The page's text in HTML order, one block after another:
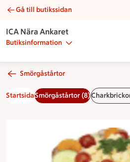
Smörgåstårta med alspånsrökt
Gå till butikssidan
ICA Nära Ankaret
Butiksinformation
Smörgåstårtor
StartsidaSmörgåstårtor (8)